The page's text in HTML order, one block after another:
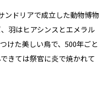
ドリアで成立した動物博物
羽はヒアシンスとエメラル
けた美しい鳥で、500年ごと
きては祭官に炎で焼かれて